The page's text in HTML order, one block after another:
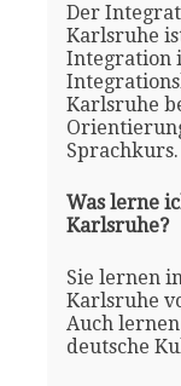
Der
Karlsruhe
Integration
Karlsruhe
Sprachkurs.
Was lerne
Karlsruhe?
Sie lernen
Karlsruhe
Auch
deutsche